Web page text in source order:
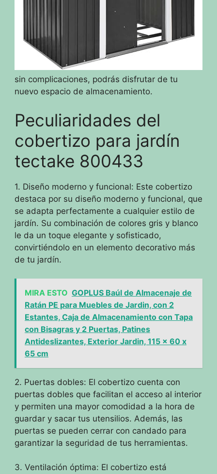
sin complicaciones, podrás disfrutar de tu
nuevo espacio de almacenamiento.
Peculiaridades del
cobertizo para jardín
tectake 800433
1. Diseño moderno y funcional: Este cobertizo
destaca por su diseño moderno y funcional, que
se adapta perfectamente a cualquier estilo de
jardín. Su combinación de colores gris y blanco
le da un toque elegante y sofisticado,
convirtiéndolo en un elemento decorativo más
de tu jardín.
MIRA ESTO GOPLUS Baúl de Almacenaje de
Ratán PE para Muebles de Jardin, con 2
Estantes, Caja de Almacenamiento con Tapa
con Bisagras y 2 Puertas, Patines
Antideslizantes, Exterior Jardin, 115 x 60 x
65 cm
2. Puertas dobles: El cobertizo cuenta con
puertas dobles que facilitan el acceso al interior
y permiten una mayor comodidad a la hora de
guardar y sacar tus utensilios. Además, las
puertas se pueden cerrar con candado para
garantizar la seguridad de tus herramientas.
3. Ventilación óptima: El cobertizo está